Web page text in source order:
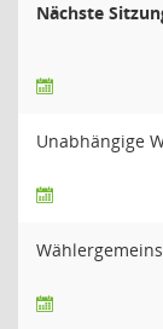
Nächste
Unabhängige